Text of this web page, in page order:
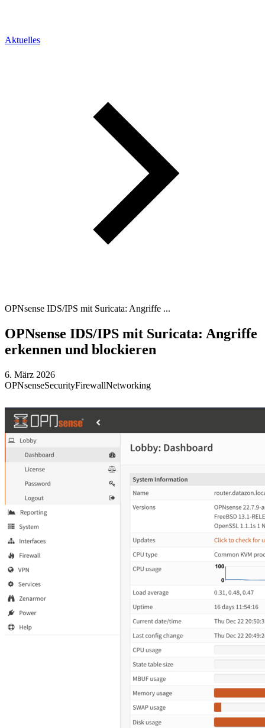
Aktuelles
OPNsense IDS/IPS mit Suricata: Angriffe ...
OPNsense IDS/IPS mit Suricata: Angriffe
erkennen und blockieren
6. März 2026
OPNsenseSecurityFirewallNetworking